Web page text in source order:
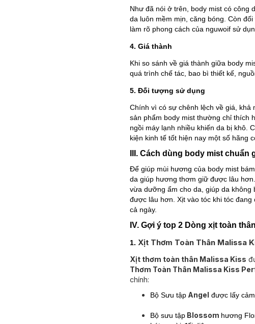
Như đã nói ở trên, body mist có công
da luôn mềm mịn, căng bóng. Còn
làm rõ phong cách của nguwoif sử
4. Giá thành
Khi so sánh về giá thành giữa body
quá trình chế tác, bao bì thiết kế,
5. Đối tượng sử dụng
Chính vì có sự chênh lệch về giá,
sản phẩm body mist thường chỉ thích
ngồi máy lạnh nhiều khiến da bị khô.
kiện kinh tế tốt hiện nay một số hãng
III. Cách dùng body mist
Để giúp mùi hương của body mist
da giúp hương thơm giữ được lâu
vừa dưỡng ẩm cho da, giúp da không
được lâu hơn. Xịt vào tóc khi tóc
cả ngày.
IV. Gợi ý top 2 Dòng xịt toàn
1. Xịt Thơm Toàn Thân Malissa
Xịt thơm toàn thân Malissa Kiss
Thơm Toàn Thân Malissa Kiss
chính:
Bộ Sưu tập Angel được lấy
Bộ sưu tập Blossom hương